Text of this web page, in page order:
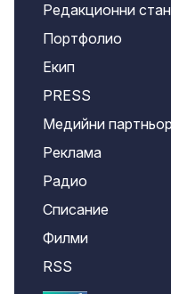
Редакционни
Портфолио
Екип
PRESS
Медийни
Реклама
Радио
Списание
Филми
RSS